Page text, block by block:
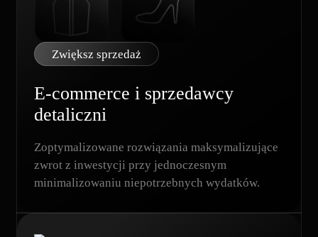
Zwiększ sprzedaż
E-commerce i sprzedawcy
detaliczni
Zoptymalizowane rozwiązania maksymalizujące
zwrot z inwestycji przy jednoczesnym
minimalizowaniu niepotrzebnych wydatków.